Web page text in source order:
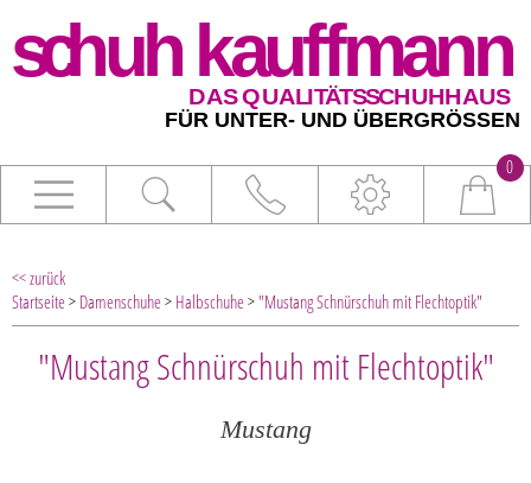
0
<< zurück
Startseite> Damenschuhe> Halbschuhe> "Mustang Schnürschuh mit Flechtoptik"
"Mustang Schnürschuh mit Flechtoptik"
Mustang